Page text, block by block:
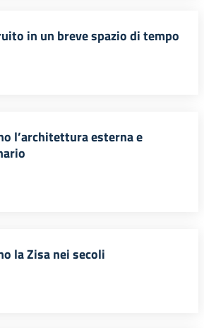
in un breve spazio di tempo
l’architettura esterna e
la Zisa nei secoli